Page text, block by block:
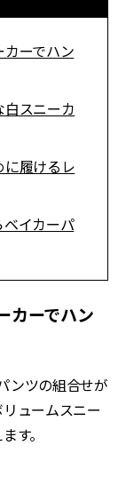
ーでハン
スニーカ
履けるレ
イカーパ
カーでハン
ンツの組合せが
ュームスニー
す。